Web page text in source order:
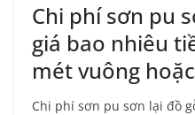
Chi phí sơn pu
giá bao nhiêu
mét vuông
Chi phí sơn pu sơn lại đồ